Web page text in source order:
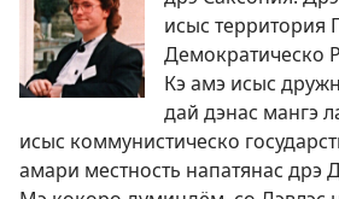
исыс территория
Демократическо
Кэ амэ исыс
дай дэнас мангэ
исыс коммунистическо
амари местность напатянас дрэ